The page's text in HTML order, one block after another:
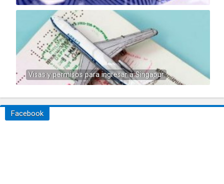
Visas y permisos para ingresar a Singapur
Facebook